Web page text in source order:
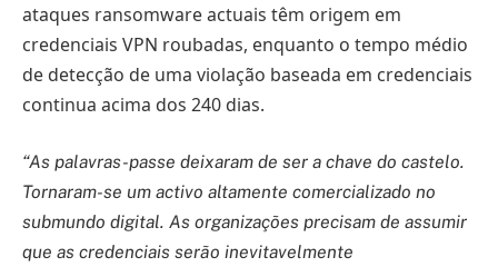
ataques ransomware actuais têm origem em
credenciais VPN roubadas, enquanto o tempo médio
de detecção de uma violação baseada em credenciais
continua acima dos 240 dias.
“As palavras-passe deixaram de ser a chave do castelo.
Tornaram-se um activo altamente comercializado no
submundo digital. As organizações precisam de assumir
que as credenciais serão inevitavelmente